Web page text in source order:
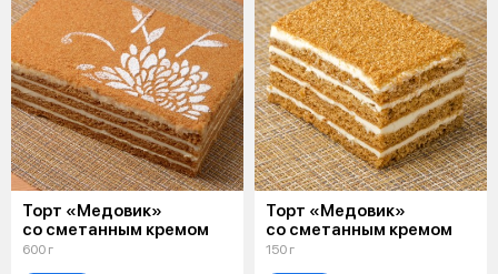
Торт «Медовик»
со сметанным кремом
600 г
Торт «Медовик»
со сметанным кремом
150 г